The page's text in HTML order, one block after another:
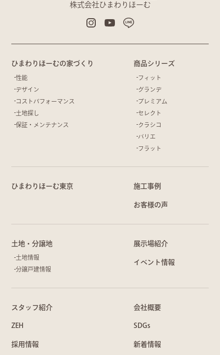
株式会社ひまわりほーむ
ひまわりほーむの家づくり
性能
デザイン
コストパフォーマンス
土地探し
保証・メンテナンス
商品シリーズ
フィット
グランデ
プレミアム
セレクト
クラシコ
バリエ
フラット
ひまわりほーむ東京 施工事例
お客様の声
土地・分譲地
土地情報
分譲戸建情報
展示場紹介
イベント情報
スタッフ紹介 会社概要
ZEH SDGs
採用情報 新着情報